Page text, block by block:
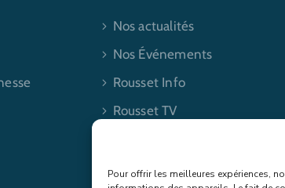
Pour offrir les meilleures expériences,
Nos actualités
Nos Événements
Rousset Info
Rousset TV